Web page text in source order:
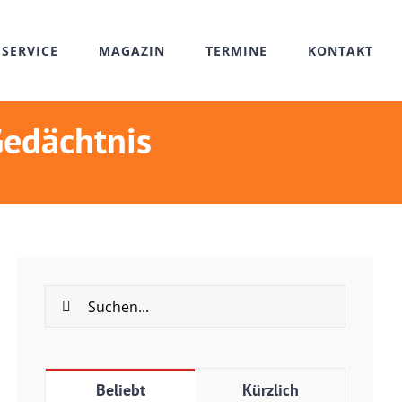
SERVICE MAGAZIN TERMINE KONTAKT
Suche
Beliebt Kürzlich